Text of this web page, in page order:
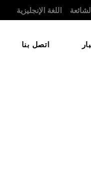
اللغة الإنجليزية
اتصل بنا